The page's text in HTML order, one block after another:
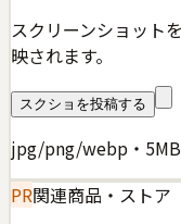
スクリーンショット
映されます。
スクショを投稿する
jpg/png/webp・
PR関連商品・ストア